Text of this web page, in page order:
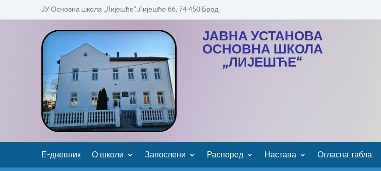
ЈУ Основна школа „Лијешће“, Лијешће бб, 74 450 Брод
ЈАВНА УСТАНОВА
ОСНОВНА ШКОЛА
„ЛИЈЕШЋЕ“
Е-дневник О школи Запослени Распоред Настава Огласна табла